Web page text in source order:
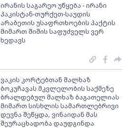
ირანის საგარეო უწყება - ირანი
პაკისტან-თურქეთ-საუდის
არაბეთის უსაფრთხოების პაქტის
მიმართ შიშის საფუძველს ვერ
ხედავს
ვაკის კორტებთან მალხაზ
ბოკუჩავას მკვლელობის საქმეზე
ბრალდებულ მალხაზ ბაგათელიას
მიმართ სისხლის სამართლებრივი
დევნა შეწყდა, ვინაიდან მას
შეურაცხადობა დაუდგინდა